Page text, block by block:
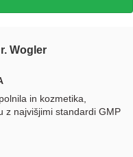
Wogler
in kozmetika,
z najvišjimi standardi GMP